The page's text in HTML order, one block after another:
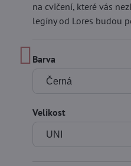
na cvičení, které vás
legíny od Lores budou
Barva
Velikost